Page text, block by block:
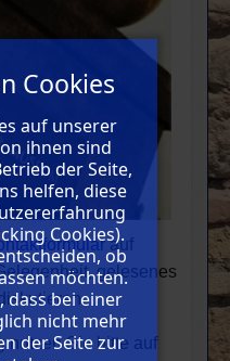
auf
gelesenes
nutzen Sie bitte auf
Cookies
auf unserer
ihnen sind
der Seite,
helfen, diese
Cookies).
ob
möchten.
dass bei einer
nicht mehr
der Seite zur